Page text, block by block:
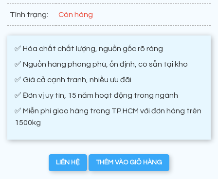
Tình trạng: Còn hàng
✅ Hóa chất chất lượng, nguồn gốc rõ ràng
✅ Nguồn hàng phong phú, ổn định, có sẵn tại kho
✅ Giá cả cạnh tranh, nhiều ưu đãi
✅ Đơn vị uy tín, 15 năm hoạt động trong ngành
✅ Miễn phí giao hàng trong TP.HCM với đơn hàng trên
1500kg
LIÊN HỆ THÊM VÀO GIỎ HÀNG